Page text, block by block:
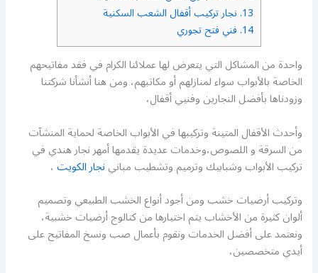
13. نجار تركيب أقفال الشعب السكنية
14. فني فتح تجوري
واحدة من المشاكل التي يتعرض لها عملائنا الكرام في فقد مفاتيحهم
الخاصة بالأبواب سواء لمنازلهم أو مكاتبهم، ومن هنا أنشأنا شركتنا
وزودناها بأفضل النجارين وفنيي أقفال،
وأحدث الأقفال المتينة وتركيبها في الأبواب الخاصة لحماية المنشآت
من السرقة و اللصوص،وخدمات عديدة يقدمها أمهر نجار هندي في
تركيب الأبواب وشبابيك وترميم وتشطيب مبانينجار الكويت،
وتركيب أرضيات خشب ومن أجود أنواع الخشب الطبيعي وتصميم
ألوان كثيرة من الأخشاب يتم اختيارها من كتالوج أرضيات خشبية،
ونعتمد على أفضل الخدمات ونقوم بأعمال صب ونسخ المفاتيح على
أيدي متخصصين،